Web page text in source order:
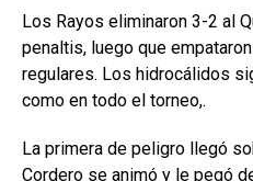
Los Rayos eliminaron 3-2 al
penaltis, luego que
regulares. Los hidrocálidos
como en todo el torneo,.
La primera de peligro llegó
Cordero se animó y le pegó